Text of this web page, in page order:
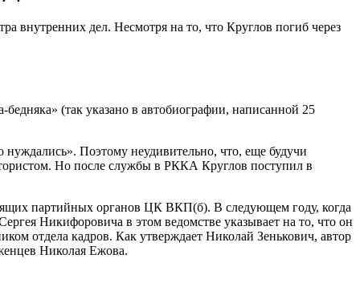
внутренних дел. Несмотря на то, что Круглов погиб через
(так указано в автобиографии, написанной 25
Поэтому неудивительно, что, еще будучи
Но после службы в РККА Круглов поступил в
партийных органов ЦК ВКП(б). В следующем году, когда
Никифоровича в этом ведомстве указывает на то, что он
отдела кадров. Как утверждает Николай Зенькович, автор
Николая Ежова.